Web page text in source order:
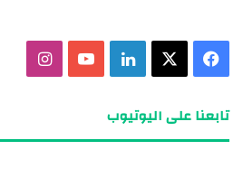
تابعنا على اليوتيوب